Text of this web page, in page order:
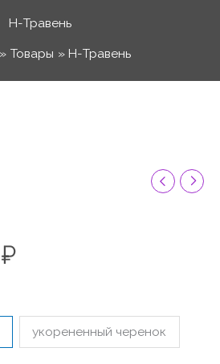
Н-Травень
Товары Н-Травень
₽
120 ₽
укорененный черенок